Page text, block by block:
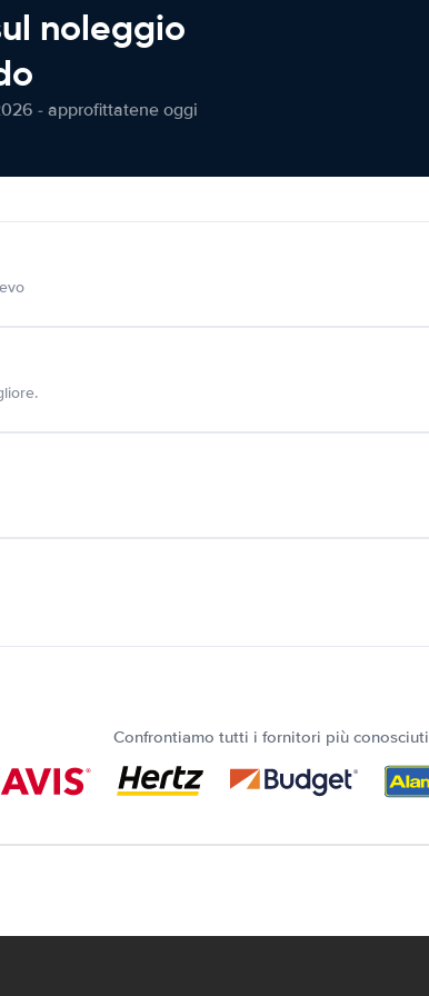
noleggio
- approfittatene oggi
Confrontiamo tutti i fornitori più conosciuti